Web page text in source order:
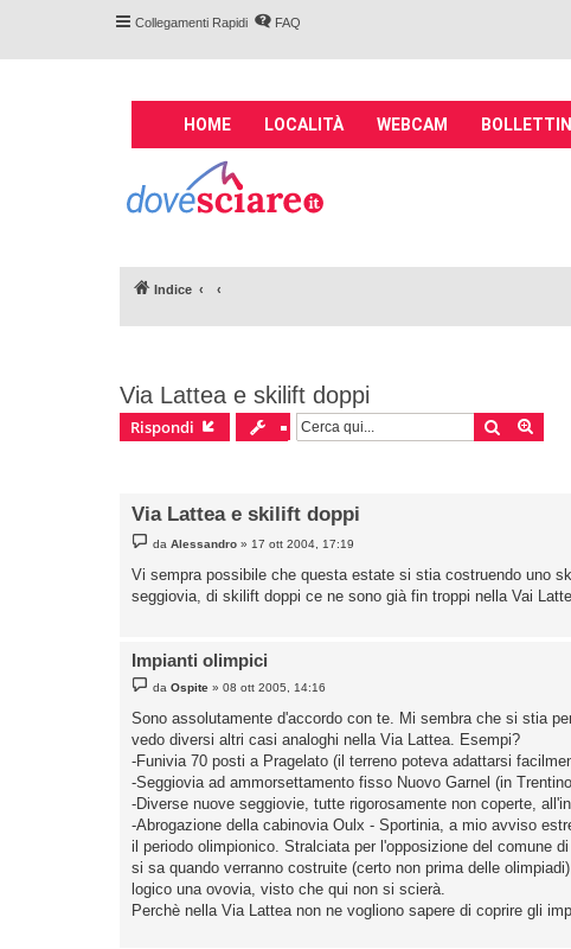
Collegamenti Rapidi FAQ
M
n
n
v
i
g
i
o
HOME LOCALITÀ WEBCAM
Indice
Via Lattea e skilift doppi
Rispondi Cerca
Via Lattea e skilift doppi
M
e
s
a
g
daAlessandro » 17 ott 2004, 17:19
Vi sempra possibile che questa estate si stia costruendo uno
seggiovia, di skilift doppi ce ne sono già fin troppi nella Vai
Impianti olimpici
M
e
s
a
g
i
o
daOspite »08 ott 2005, 14:16
Sono assolutamente d'accordo con te. Mi sembra che si stia
vedo diversi altri casi analoghi nella Via Lattea. Esempi?
-Funivia 70 posti a Pragelato (il terreno poteva adattarsi
-Seggiovia ad ammorsettamento fisso Nuovo Garnel (in
-Diverse nuove seggiovie, tutte rigorosamente non coperte,
-Abrogazione della cabinovia Oulx - Sportinia, a mio avviso
il periodo olimpionico. Stralciata per l'opposizione del comune
si sa quando verranno costruite (certo non prima delle
logico una ovovia, visto che qui non si scierà.
Perchè nella Via Lattea non ne vogliono sapere di coprire gli